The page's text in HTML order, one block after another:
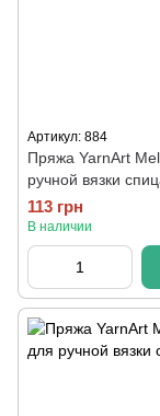
Артикул: 884
Пряжа YarnArt
ручной вязки
113 грн
В наличии